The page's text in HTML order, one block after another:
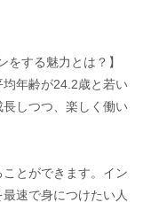
をする魅力とは？】
年齢が24.2歳と若い
しつつ、楽しく働い
とができます。イン
速で身につけたい人